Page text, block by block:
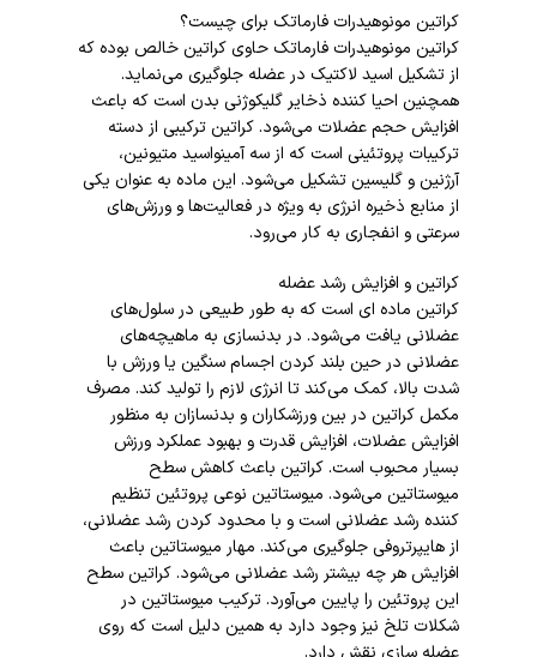
کراتین مونوهیدرات فارماتک برای چیست؟
کراتین مونوهیدرات فارماتک حاوی کراتین خالص بوده که
از تشکیل اسید لاکتیک در عضله جلوگیری می‌نماید.
همچنین احیا کننده ذخایر گلیکوژنی بدن است که باعث
افزایش حجم عضلات می‌شود. کراتین ترکیبی از دسته
ترکیبات پروتئینی است که از سه آمینواسید متیونین،
آرژنین و گلیسین تشکیل می‌شود. این ماده به عنوان یکی
از منابع ذخیره انرژی به ویژه در فعالیت‌ها و ورزش‌های
سرعتی و انفجاری به کار می‌رود.
کراتین و افزایش رشد عضله
کراتین ماده ای است که به طور طبیعی در سلول‌های
عضلانی یافت می‌شود. در بدنسازی به ماهیچه‌های
عضلانی در حین بلند کردن اجسام سنگین یا ورزش با
شدت بالا، کمک می‌کند تا انرژی لازم را تولید کند. مصرف
مکمل کراتین در بین ورزشکاران و بدنسازان به منظور
افزایش عضلات، افزایش قدرت و بهبود عملکرد ورزش
بسیار محبوب است. کراتین باعث کاهش سطح
میوستاتین می‌شود. میوستاتین نوعی پروتئین تنظیم
کننده رشد عضلانی است و با محدود کردن رشد عضلانی،
از‌ هایپرتروفی جلوگیری می‌کند. مهار میوستاتین باعث
افزایش هر چه بیشتر رشد عضلانی می‌شود. کراتین سطح
این پروتئین را پایین می‌آورد. ترکیب میوستاتین در
شکلات تلخ نیز وجود دارد به همین دلیل است که روی